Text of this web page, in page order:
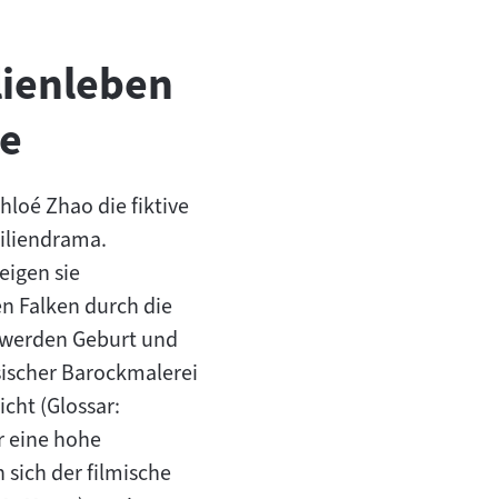
Zhao die fiktive
sie
Falken durch die
Geburt und
Barockmalerei
(Glossar:
eine hohe
sich der filmische